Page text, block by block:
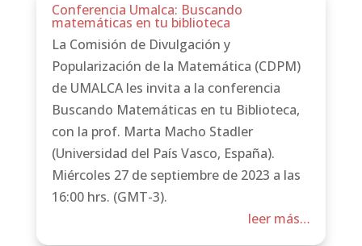
Conferencia Umalca: Buscando
matemáticas en tu biblioteca
La Comisión de Divulgación y
Popularización de la Matemática (CDPM)
de UMALCA les invita a la conferencia
Buscando Matemáticas en tu Biblioteca,
con la prof. Marta Macho Stadler
(Universidad del País Vasco, España).
Miércoles 27 de septiembre de 2023 a las
16:00 hrs. (GMT-3).
leer más…